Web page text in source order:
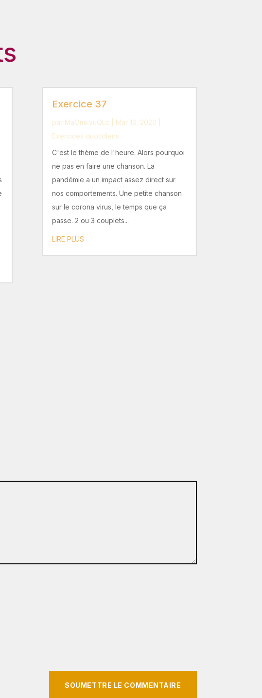
Exercice 37
par MaOmkvuQLc Mar 13, 2020
Exercices quotidiens
C'est le thème de l'heure. Alors pourquoi
ne pas en faire une chanson. La
pandémie a un impact assez direct sur
nos comportements. Une petite chanson
sur le corona virus, le temps que ça
passe. 2 ou 3 couplets...
LIRE PLUS
SOUMETTRE LE COMMENTAIRE